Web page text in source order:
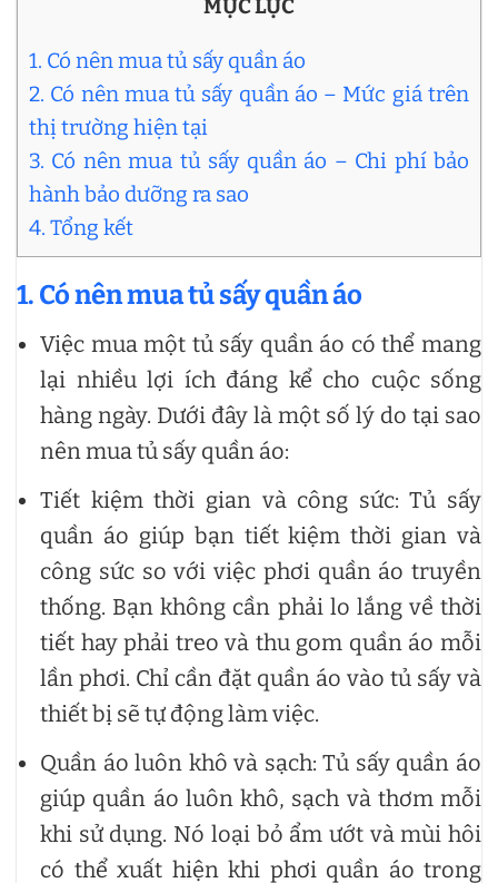
MỤC LỤC
1. Có nên mua tủ sấy quần áo
2. Có nên mua tủ sấy quần áo – Mức giá trên
thị trường hiện tại
3. Có nên mua tủ sấy quần áo – Chi phí bảo
hành bảo dưỡng ra sao
4. Tổng kết
1. Có nên mua tủ sấy quần áo
Việc mua một tủ sấy quần áo có thể mang
lại nhiều lợi ích đáng kể cho cuộc sống
hàng ngày. Dưới đây là một số lý do tại sao
nên mua tủ sấy quần áo:
Tiết kiệm thời gian và công sức: Tủ sấy
quần áo giúp bạn tiết kiệm thời gian và
công sức so với việc phơi quần áo truyền
thống. Bạn không cần phải lo lắng về thời
tiết hay phải treo và thu gom quần áo mỗi
lần phơi. Chỉ cần đặt quần áo vào tủ sấy và
thiết bị sẽ tự động làm việc.
Quần áo luôn khô và sạch: Tủ sấy quần áo
giúp quần áo luôn khô, sạch và thơm mỗi
khi sử dụng. Nó loại bỏ ẩm ướt và mùi hôi
có thể xuất hiện khi phơi quần áo trong